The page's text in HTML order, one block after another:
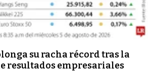
su racha récord tras la
resultados empresariales